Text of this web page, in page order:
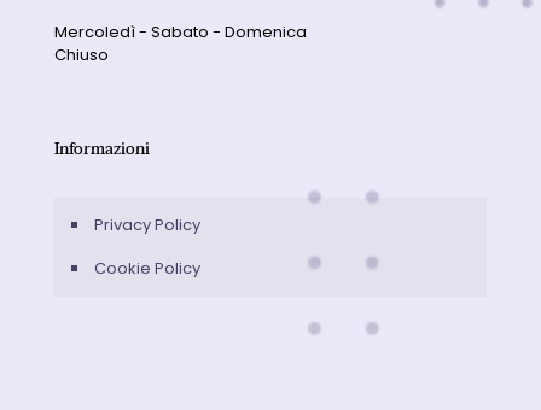
Mercoledì - Sabato - Domenica
Chiuso
Informazioni
Privacy Policy
Cookie Policy